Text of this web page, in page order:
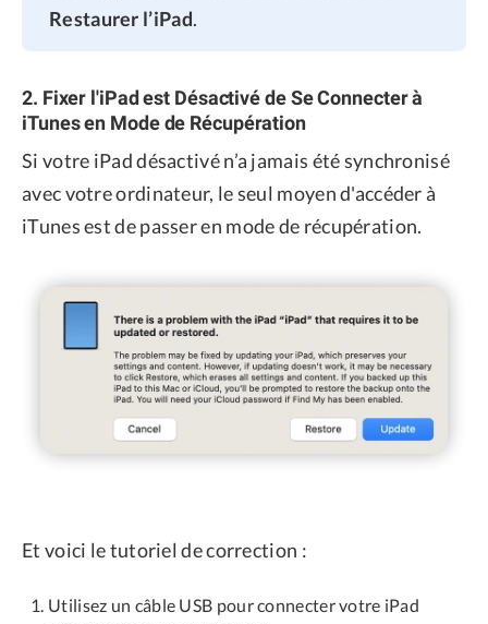
Restaurer l’iPad.
2. Fixer l'iPad est Désactivé de Se Connecter à
iTunes en Mode de Récupération
Si votre iPad désactivé n’a jamais été synchronisé
avec votre ordinateur, le seul moyen d'accéder à
iTunes est de passer en mode de récupération.
Et voici le tutoriel de correction :
Utilisez un câble USB pour connecter votre iPad